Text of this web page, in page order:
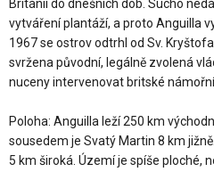
Británií do dnešních dob. Sucho
vytváření plantáží, a proto Anguilla
1967 se ostrov odtrhl od Sv.
svržena původní, legálně zvolená
nuceny intervenovat britské
Poloha: Anguilla leží 250 km
sousedem je Svatý Martin 8 km
5 km široká. Území je spíše ploché,